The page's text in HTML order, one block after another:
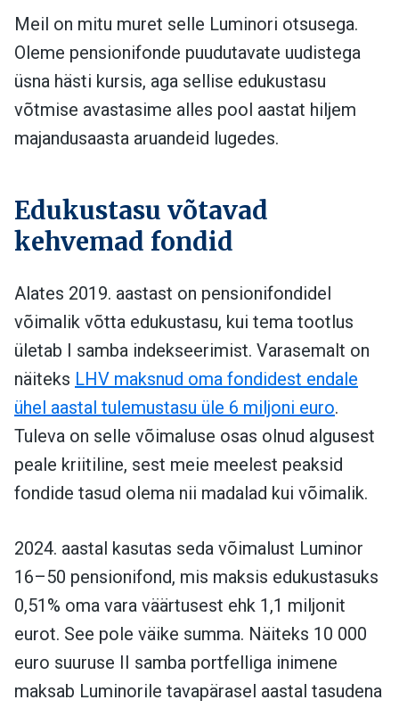
Meil on mitu muret selle Luminori otsusega.
Oleme pensionifonde puudutavate uudistega
üsna hästi kursis, aga sellise edukustasu
võtmise avastasime alles pool aastat hiljem
majandusaasta aruandeid lugedes.
Edukustasu võtavad
kehvemad fondid
Alates 2019. aastast on pensionifondidel
võimalik võtta edukustasu, kui tema tootlus
ületab I samba indekseerimist. Varasemalt on
näiteks LHV maksnud oma fondidest endale
ühel aastal tulemustasu üle 6 miljoni euro.
Tuleva on selle võimaluse osas olnud algusest
peale kriitiline, sest meie meelest peaksid
fondide tasud olema nii madalad kui võimalik.
2024. aastal kasutas seda võimalust Luminor
16–50 pensionifond, mis maksis edukustasuks
0,51% oma vara väärtusest ehk 1,1 miljonit
eurot. See pole väike summa. Näiteks 10 000
euro suuruse II samba portfelliga inimene
maksab Luminorile tavapärasel aastal tasudena